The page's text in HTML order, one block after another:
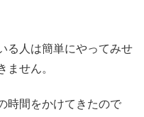
る人は簡単にやってみせ
ません。
時間をかけてきたので